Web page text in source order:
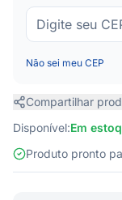
Não sei meu CEP
Compartilhar
Disponível:Em
Produto pronto